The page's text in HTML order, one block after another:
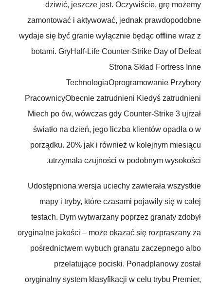
dziwić, jeszcze jest. Oczywiście, grę możemy
zamontować i aktywować, jednak prawdopodobne
wydaje się być granie wyłącznie będąc offline wraz z
botami. GryHalf-Life Counter-Strike Day of Defeat
Strona Skład Fortress Inne
TechnologiaOprogramowanie Przybory
PracownicyObecnie zatrudnieni Kiedyś zatrudnieni
Miech po ów, wówczas gdy Counter-Strike 3 ujrzał
światło na dzień, jego liczba klientów opadła o w
porządku. 20% jak i również w kolejnym miesiącu
utrzymała czujności w podobnym wysokości.
Udostępniona wersja uciechy zawierała wszystkie
mapy i tryby, które czasami pojawiły się w całej
testach. Dym wytwarzany poprzez granaty zdobył
oryginalne jakości – może okazać się rozpraszany za
pośrednictwem wybuch granatu zaczepnego albo
przelatujące pociski. Ponadplanowy został
oryginalny system klasyfikacji w celu trybu Premier,